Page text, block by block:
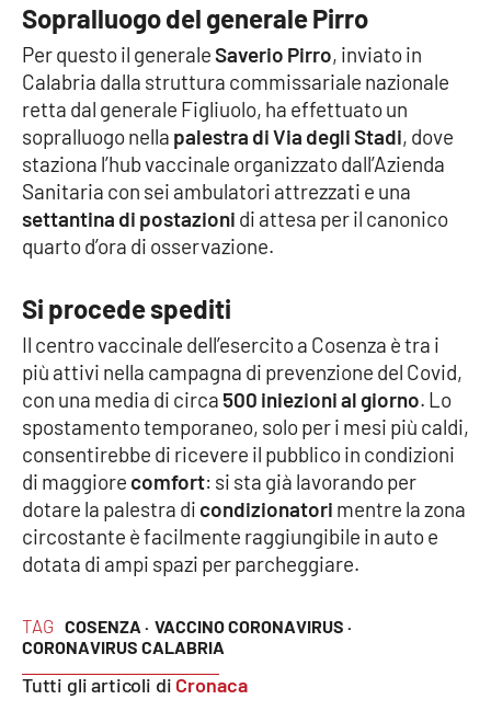
Cultura
Economia e Lavoro
Politica
Sanità
Società
Sport
RUBRICHE
Good Morning Vietnam
Parchi Marini Calabria
Leggendo Alvaro insieme
Imprese Di Calabria
Le perfidie di Antonella Grippo
TAG COSENZA · VACCINO CORONAVIRUS ·
CORONAVIRUS CALABRIA
Tutti gli articoli di Cronaca
Sopralluogo del generale Pirro
Per questo il generaleSaverio Pirro, inviato in
Calabria dalla struttura commissariale nazionale
retta dal generale Figliuolo, ha effettuato un
sopralluogo nella palestra di Via degli Stadi, dove
staziona l’hub vaccinale organizzato dall’Azienda
Sanitaria con sei ambulatori attrezzati e una
settantina di postazioni di attesa per il canonico
quarto d’ora di osservazione.
Si procede spediti
Il centro vaccinale dell’esercito a Cosenza è tra i
più attivi nella campagna di prevenzione del Covid,
con una media di circa 500 iniezioni al giorno. Lo
spostamento temporaneo, solo per i mesi più caldi,
consentirebbe di ricevere il pubblico in condizioni
di maggiore comfort: si sta già lavorando per
dotare la palestra di condizionatori mentre la zona
circostante è facilmente raggiungibile in auto e
dotata di ampi spazi per parcheggiare.